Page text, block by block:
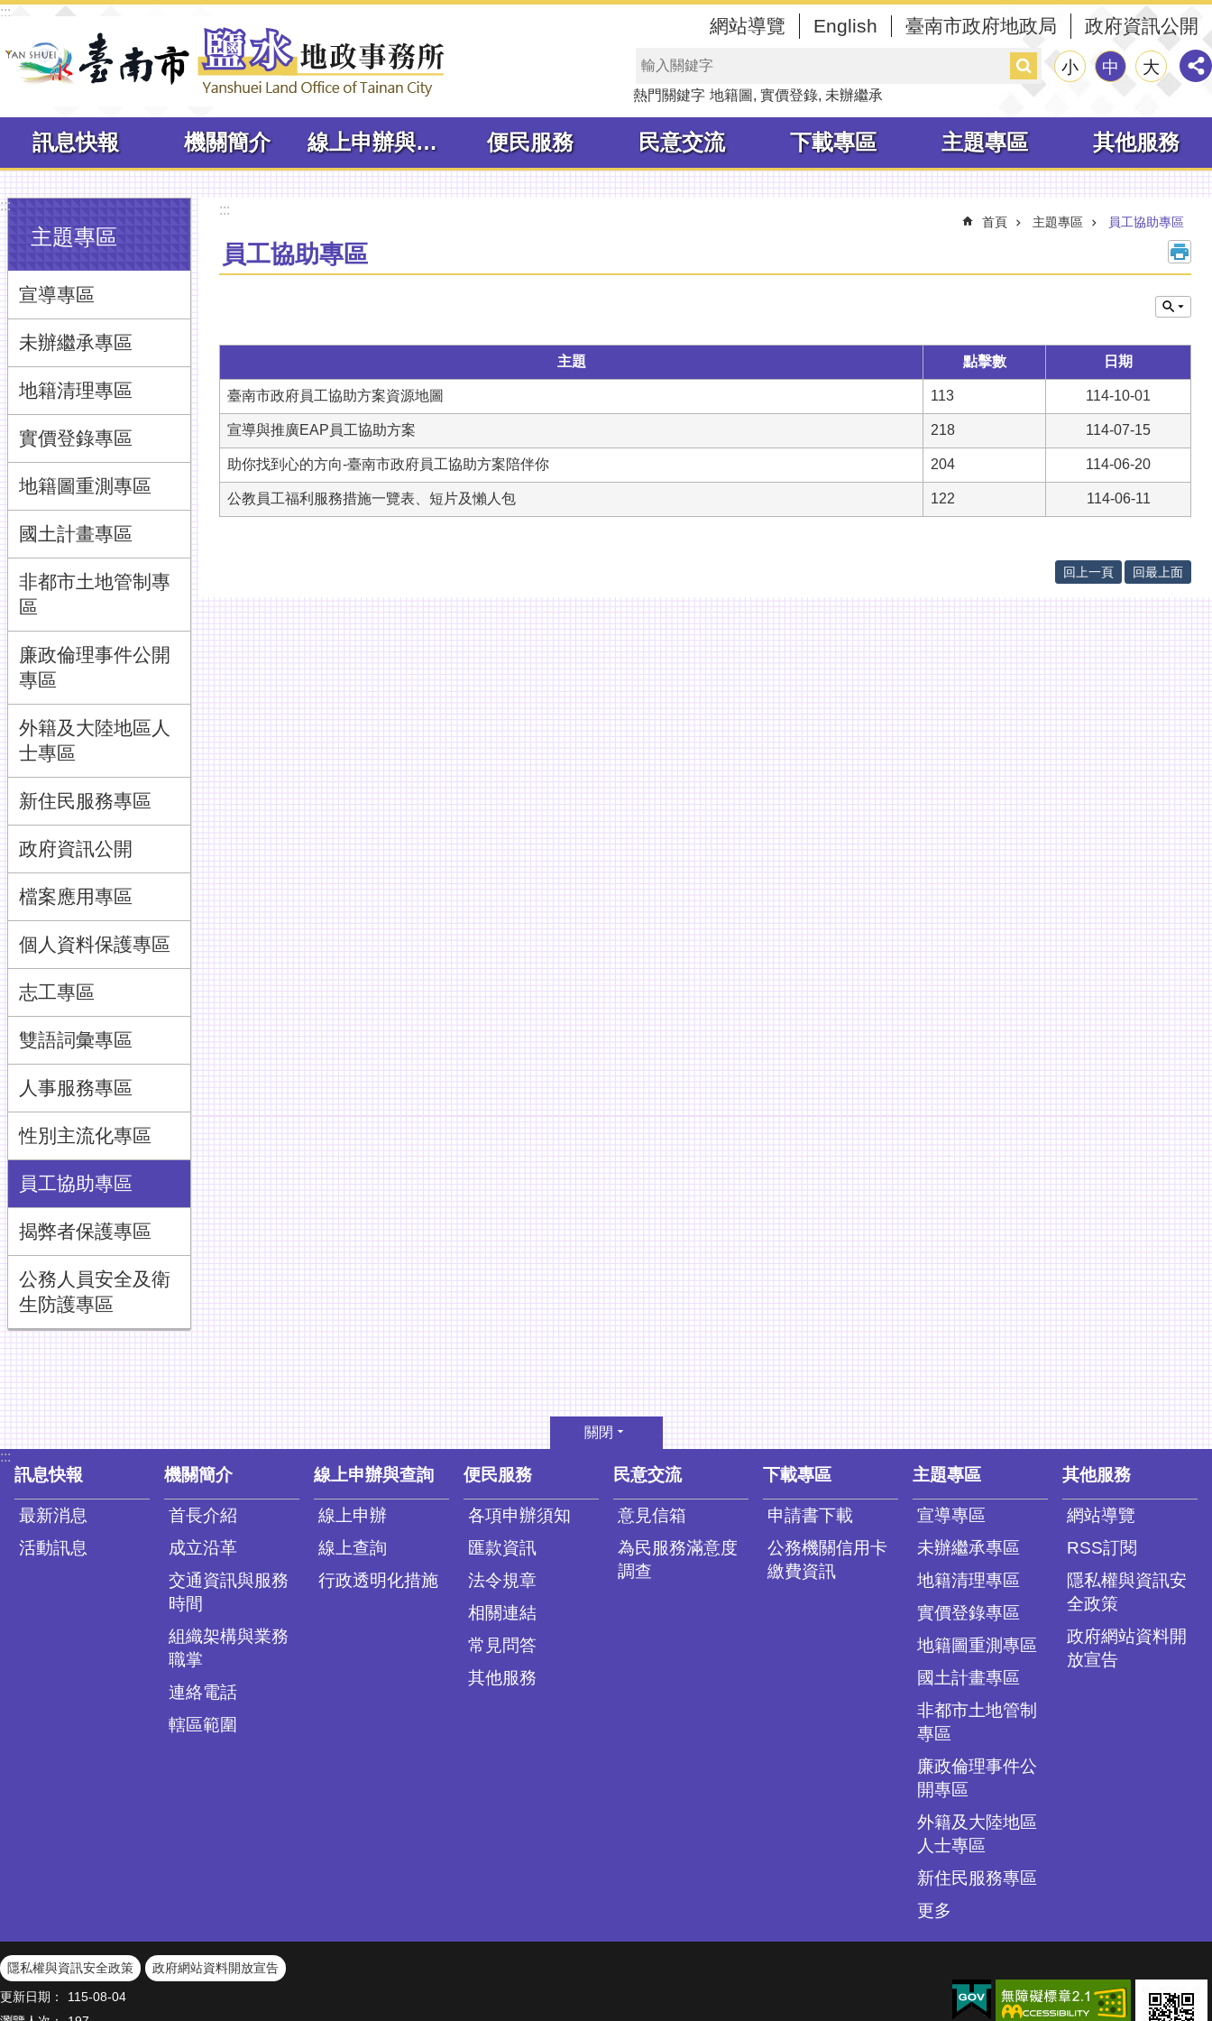
跳到主要內容區塊
:::
網站導覽 English 臺南市政府地政局 政府資訊公開
搜
尋 小 中 大
熱門關鍵字 地籍圖 實價登錄 未辦繼承
訊息快報 機關簡介 線上申辦與查詢 便民服務 民意交流 下載專區 主題專區 其他服務
:::
主題專區
宣導專區
未辦繼承專區
地籍清理專區
實價登錄專區
地籍圖重測專區
國土計畫專區
非都市土地管制專
區
廉政倫理事件公開
專區
外籍及大陸地區人
士專區
新住民服務專區
政府資訊公開
檔案應用專區
個人資料保護專區
志工專區
雙語詞彙專區
人事服務專區
性別主流化專區
員工協助專區
揭弊者保護專區
公務人員安全及衛
生防護專區
:::
首頁 主題專區 員工協助專區
員工協助專區
主題 點擊數 日期
臺南市政府員工協助方案資源地圖 113 114-10-01
宣導與推廣EAP員工協助方案 218 114-07-15
助你找到心的方向-臺南市政府員工協助方案陪伴你 204 114-06-20
公教員工福利服務措施一覽表、短片及懶人包 122 114-06-11
回上一頁 回最上面
關閉
:::
訊息快報
最新消息
活動訊息
機關簡介
首長介紹
成立沿革
交通資訊與服務
時間
組織架構與業務
職掌
連絡電話
轄區範圍
線上申辦與查詢
線上申辦
線上查詢
行政透明化措施
便民服務
各項申辦須知
匯款資訊
法令規章
相關連結
常見問答
其他服務
民意交流
意見信箱
為民服務滿意度
調查
下載專區
申請書下載
公務機關信用卡
繳費資訊
主題專區
宣導專區
未辦繼承專區
地籍清理專區
實價登錄專區
地籍圖重測專區
國土計畫專區
非都市土地管制
專區
廉政倫理事件公
開專區
外籍及大陸地區
人士專區
新住民服務專區
更多
其他服務
網站導覽
RSS訂閱
隱私權與資訊安
全政策
政府網站資料開
放宣告
隱私權與資訊安全政策
政府網站資料開放宣告
更新日期：
115-08-04